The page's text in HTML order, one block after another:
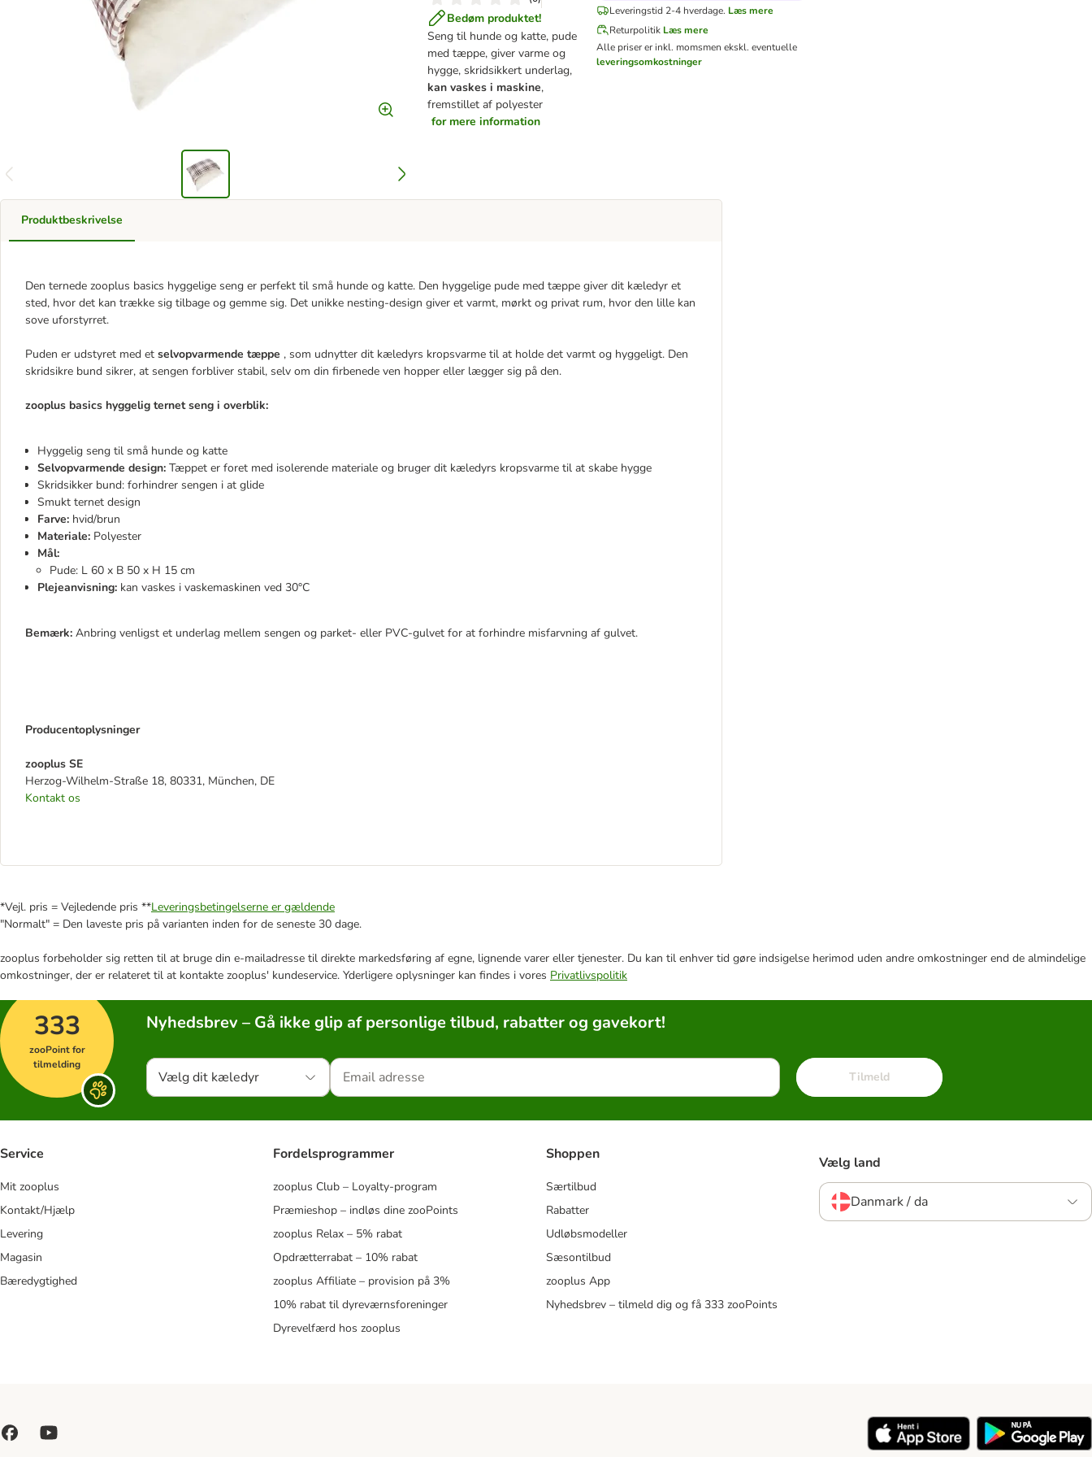
Bedøm produktet!
Seng til hunde og katte, pude
med tæppe, giver varme og
hygge, skridsikkert underlag,
kan vaskes i maskine,
fremstillet af polyester
for mere information
Leveringstid 2-4 hverdage. Læs mere
Returpolitik Læs mere
Alle priser er inkl. momsmen ekskl. eventuelle
leveringsomkostninger
Produktbeskrivelse
Den ternede zooplus basics hyggelige seng er perfekt til små hunde og katte. Den hyggelige pude med tæppe giver dit kæledyr et
sted, hvor det kan trække sig tilbage og gemme sig. Det unikke nesting-design giver et varmt, mørkt og privat rum, hvor den lille kan
sove uforstyrret.
Puden er udstyret med et selvopvarmende tæppe , som udnytter dit kæledyrs kropsvarme til at holde det varmt og hyggeligt. Den
skridsikre bund sikrer, at sengen forbliver stabil, selv om din firbenede ven hopper eller lægger sig på den.
zooplus basics hyggelig ternet seng i overblik:
Hyggelig seng til små hunde og katte
Selvopvarmende design: Tæppet er foret med isolerende materiale og bruger dit kæledyrs kropsvarme til at skabe hygge
Skridsikker bund: forhindrer sengen i at glide
Smukt ternet design
Farve: hvid/brun
Materiale: Polyester
Mål:
Pude: L 60 x B 50 x H 15 cm
Plejeanvisning: kan vaskes i vaskemaskinen ved 30°C
Bemærk: Anbring venligst et underlag mellem sengen og parket- eller PVC-gulvet for at forhindre misfarvning af gulvet.
Producentoplysninger
zooplus SE
Herzog-Wilhelm-Straße 18, 80331, München, DE
Kontakt os
*Vejl. pris = Vejledende pris **Leveringsbetingelserne er gældende
"Normalt" = Den laveste pris på varianten inden for de seneste 30 dage.
zooplus forbeholder sig retten til at bruge din e-mailadresse til direkte markedsføring af egne, lignende varer eller tjenester. Du kan til enhver tid gøre indsigelse herimod uden andre omkostninger end de almindelige
omkostninger, der er relateret til at kontakte zooplus' kundeservice. Yderligere oplysninger kan findes i vores Privatlivspolitik
333
zooPoint for
tilmelding
Nyhedsbrev – Gå ikke glip af personlige tilbud, rabatter og gavekort!
Vælg dit kæledyr Tilmeld
Service
Mit zooplus
Kontakt/Hjælp
Levering
Magasin
Bæredygtighed
Fordelsprogrammer
zooplus Club – Loyalty-program
Præmieshop – indløs dine zooPoints
zooplus Relax – 5% rabat
Opdrætterrabat – 10% rabat
zooplus Affiliate – provision på 3%
10% rabat til dyreværnsforeninger
Dyrevelfærd hos zooplus
Shoppen
Særtilbud
Rabatter
Udløbsmodeller
Sæsontilbud
zooplus App
Nyhedsbrev – tilmeld dig og få 333 zooPoints
Vælg land
Danmark / da